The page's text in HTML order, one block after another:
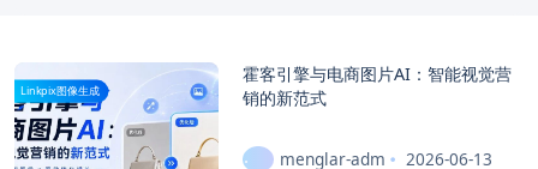
Linkpix图像生成
霍客引擎与电商图片AI：智能视觉营
销的新范式
menglar-adm 2026-06-13